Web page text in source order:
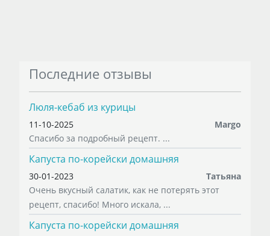
Последние отзывы
Люля-кебаб из курицы
11-10-2025
Margo
Спасибо за подробный рецепт. ...
Капуста по-корейски домашняя
30-01-2023
Татьяна
Очень вкусный салатик, как не потерять этот
рецепт, спасибо! Много искала, ...
Капуста по-корейски домашняя